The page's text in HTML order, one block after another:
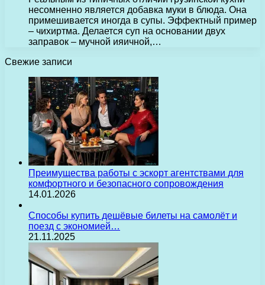
несомненно является добавка муки в блюда. Она
примешивается иногда в супы. Эффектный пример
– чихиртма. Делается суп на основании двух
заправок – мучной ияичной,…
Свежие записи
Преимущества работы с эскорт агентствами для
комфортного и безопасного сопровождения
14.01.2026
Способы купить дешёвые билеты на самолёт и
поезд с экономией…
21.11.2025